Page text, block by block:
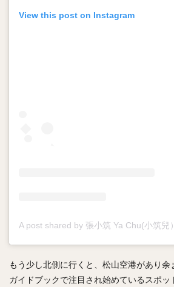
View this post on Instagram
A post shared by 張小筑 Ya Chu(小筑兒
もう少し北側に行くと、松山空港があり余
ガイドブックで注目され始めているスポ